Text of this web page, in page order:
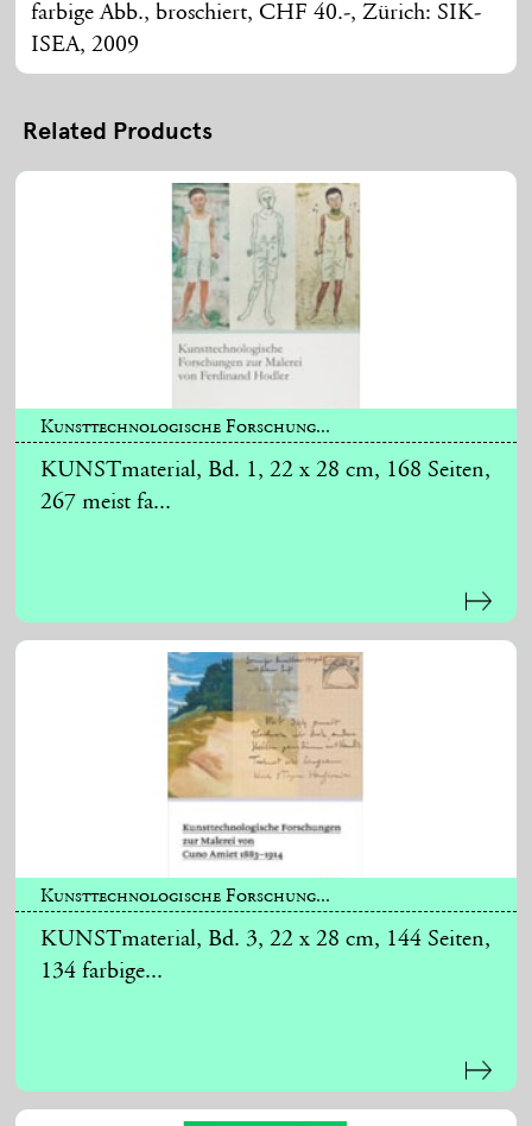
farbige Abb., broschiert, CHF 40.-, Zürich: SIK-
ISEA, 2009
Related Products
Kunsttechnologische Forschung...
KUNSTmaterial, Bd. 1, 22 x 28 cm, 168 Seiten,
267 meist fa...
Kunsttechnologische Forschung...
KUNSTmaterial, Bd. 3, 22 x 28 cm, 144 Seiten,
134 farbige...